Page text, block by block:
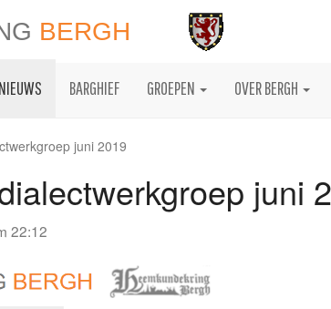
BERGH
NIEUWS BARGHIEF GROEPEN OVER BERGH
juni 2019
juni
22:12